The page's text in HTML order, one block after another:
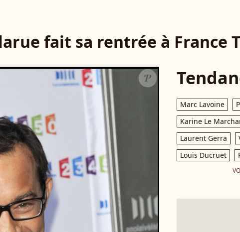
fait sa rentrée à France
Marc Lavoine
Karine Le
Laurent Gerra
Louis Ducruet